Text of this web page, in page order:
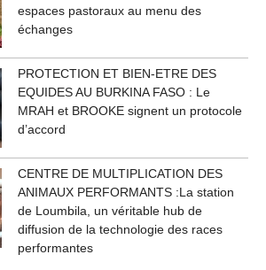
espaces pastoraux au menu des
échanges
PROTECTION ET BIEN-ETRE DES
EQUIDES AU BURKINA FASO : Le
MRAH et BROOKE signent un protocole
d’accord
CENTRE DE MULTIPLICATION DES
ANIMAUX PERFORMANTS :La station
de Loumbila, un véritable hub de
diffusion de la technologie des races
performantes